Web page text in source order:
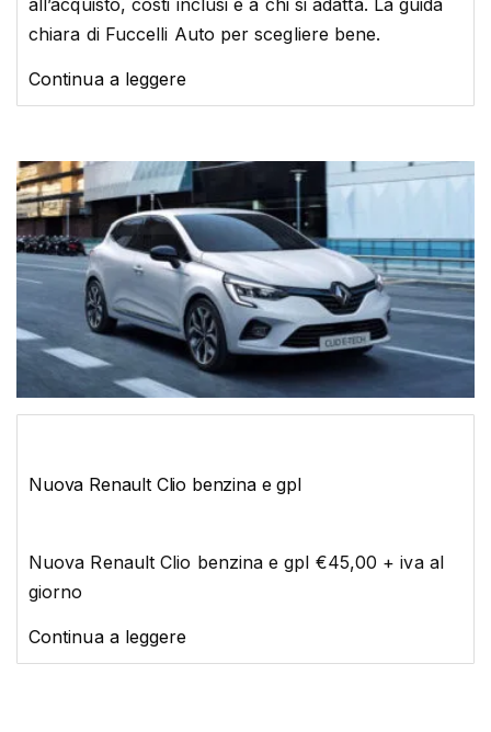
chiara di Fuccelli Auto per scegliere bene.
Continua a leggere
Nuova Renault Clio benzina e gpl
Nuova Renault Clio benzina e gpl €45,00 + iva al
giorno
Continua a leggere